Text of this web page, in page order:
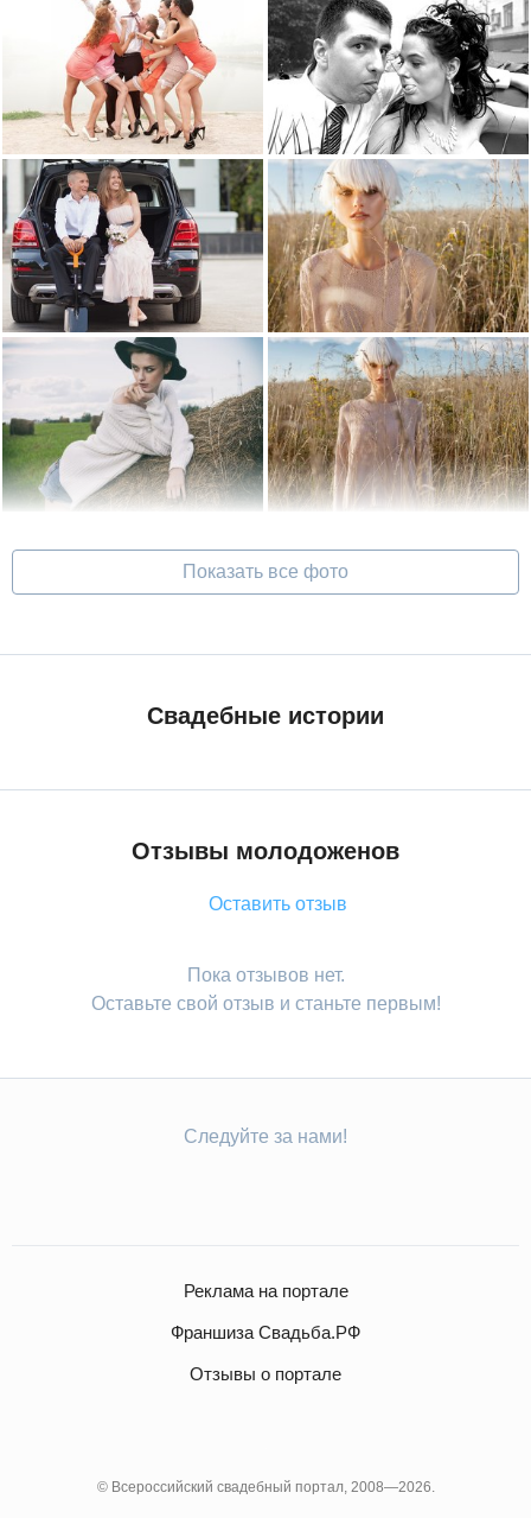
Показать все фото
Cвадебные истории
Отзывы молодоженов
Оставить отзыв
Пока отзывов нет.
Оставьте свой отзыв и станьте первым!
Следуйте за нами!
Реклама на портале
Франшиза Свадьба.РФ
Отзывы о портале
© Всероссийский свадебный портал, 2008—2026.